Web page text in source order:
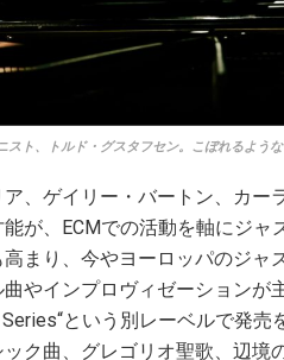
スト、トルド・グスタフセン。こぼれるよう
、ゲイリー・バートン、カー
が、ECMでの活動を軸にジ
まり、今やヨーロッパのジャ
やインプロヴィゼーションが
Series“という別レーベルで発
ック曲、グレゴリオ聖歌、辺